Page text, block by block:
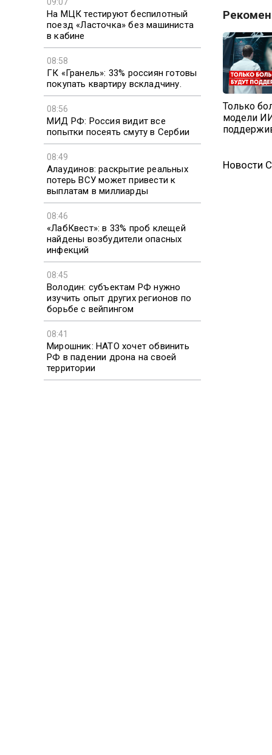
На МЦК тестируют беспилотный
поезд «Ласточка» без машиниста
в кабине
08:58
ГК «Гранель»: 33% россиян готовы
покупать квартиру вскладчину.
08:56
МИД РФ: Россия видит все
попытки посеять смуту в Сербии
08:49
Алаудинов: раскрытие реальных
потерь ВСУ может привести к
выплатам в миллиарды
08:46
«ЛабКвест»: в 33% проб клещей
найдены возбудители опасных
инфекций
08:45
Володин: субъектам РФ нужно
изучить опыт других регионов по
борьбе с вейпингом
08:41
Мирошник: НАТО хочет обвинить
РФ в падении дрона на своей
территории
Только
модели
Новости